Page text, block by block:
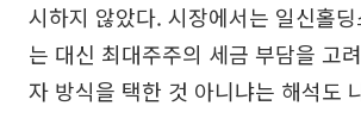
시하지 않았다. 시장에서는 일신홀
는 대신 최대주주의 세금 부담을 고
자 방식을 택한 것 아니냐는 해석도